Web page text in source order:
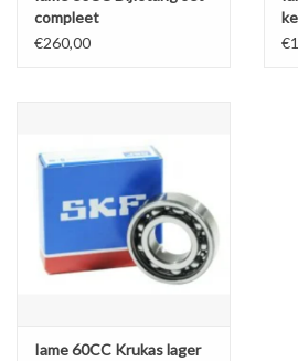
compleet
€260,00
Iame 60CC Krukas lager